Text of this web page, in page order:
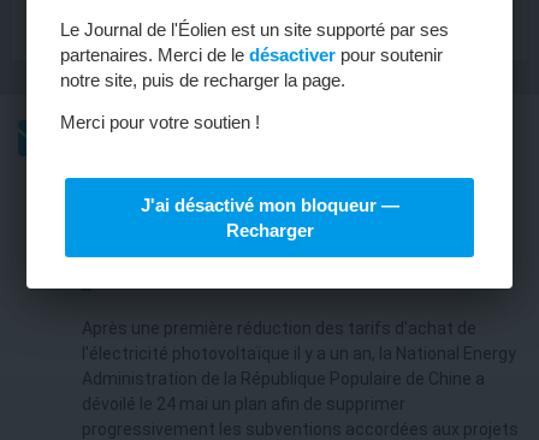
MENU
L’ACTU
CHINE
Disparition des subventions d’ici à
Après une première réduction des tarifs d'achat de
l'électricité photovoltaïque il y a un an, la National Energy
Administration de la République Populaire de Chine a
dévoilé le 24 mai un plan afin de supprimer
progressivement les subventions accordées aux projets
Le Journal de l'Éolien est un site supporté par ses
partenaires. Merci de ledésactiver pour soutenir
notre site, puis de recharger la page.
Merci pour votre soutien !
J'ai désactivé mon bloqueur —
Recharger